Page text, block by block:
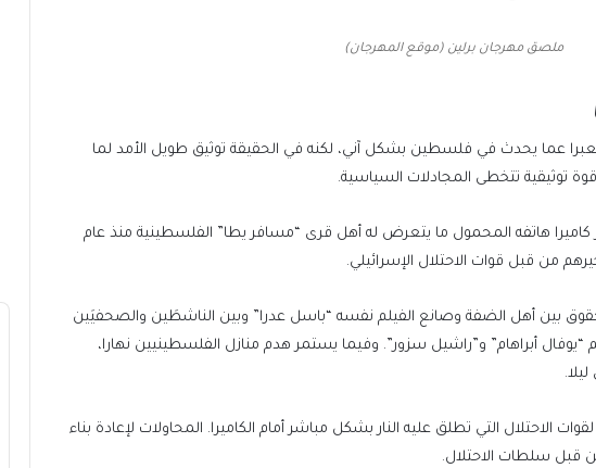
ملصق مهرجان برلين (موقع المهرجان)
عما يحدث في فلسطين بشكل آني، لكنه في الحقيقة توثيق طويل الأمد لما
توثيقية تتخطى المجادلات السياسية.
كاميرا هاتفه المحمول ما يتعرض له أهل قرى “مسافر يطا” الفلسطينية منذ عام
بين أهل الضفة وصانع الفيلم نفسه “باسل عدرا” وبين الناشطَين والصحفيَين
“يوفال أبراهام” و”راشيل سزور”. وفيما يستمر هدم منازل الفلسطينيين نهارا،
الاحتلال التي تطلق عليه النار بشكل مباشر أمام الكاميرا. المحاولات لإعادة بناء
قبل سلطات الاحتلال.